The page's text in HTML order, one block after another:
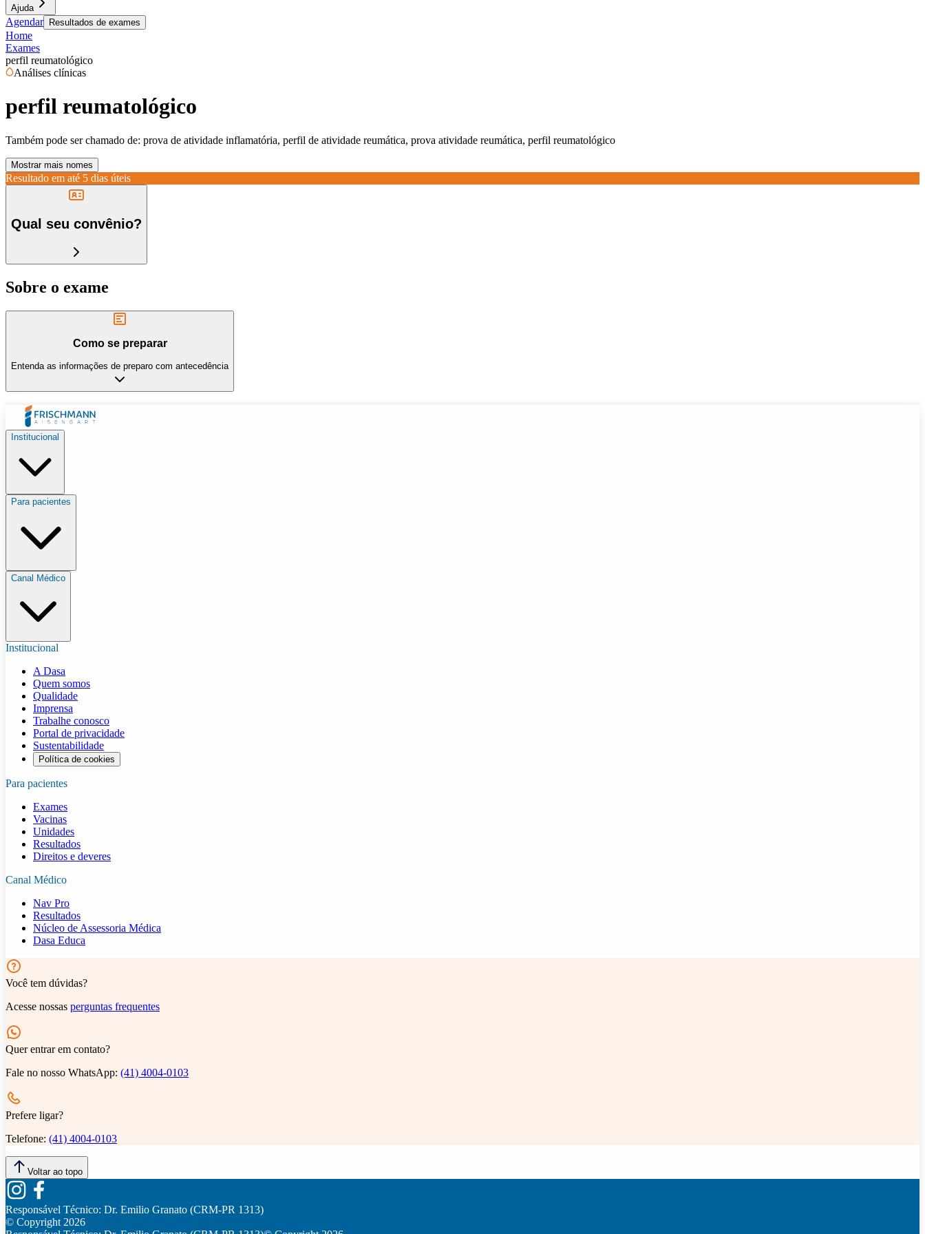
Ajuda
Agendar Resultados de exames
Home
Exames
perfil reumatológico
Análises clínicas
perfil reumatológico
Também pode ser chamado de: prova de atividade inflamatória, perfil de atividade reumática, prova atividade reumática, perfil reumatológico
Mostrar mais nomes
Resultado em até 5 dias úteis
Qual seu convênio?
Sobre o exame
Como se preparar
Entenda as informações de preparo com antecedência
Institucional
Para pacientes
Canal Médico
Institucional
A Dasa
Quem somos
Qualidade
Imprensa
Trabalhe conosco
Portal de privacidade
Sustentabilidade
Política de cookies
Para pacientes
Exames
Vacinas
Unidades
Resultados
Direitos e deveres
Canal Médico
Nav Pro
Resultados
Núcleo de Assessoria Médica
Dasa Educa
Você tem dúvidas?
Acesse nossas perguntas frequentes
Quer entrar em contato?
Fale no nosso WhatsApp: (41) 4004-0103
Prefere ligar?
Telefone: (41) 4004-0103
Voltar ao topo
Responsável Técnico: Dr. Emilio Granato (CRM-PR 1313)
© Copyright 2026